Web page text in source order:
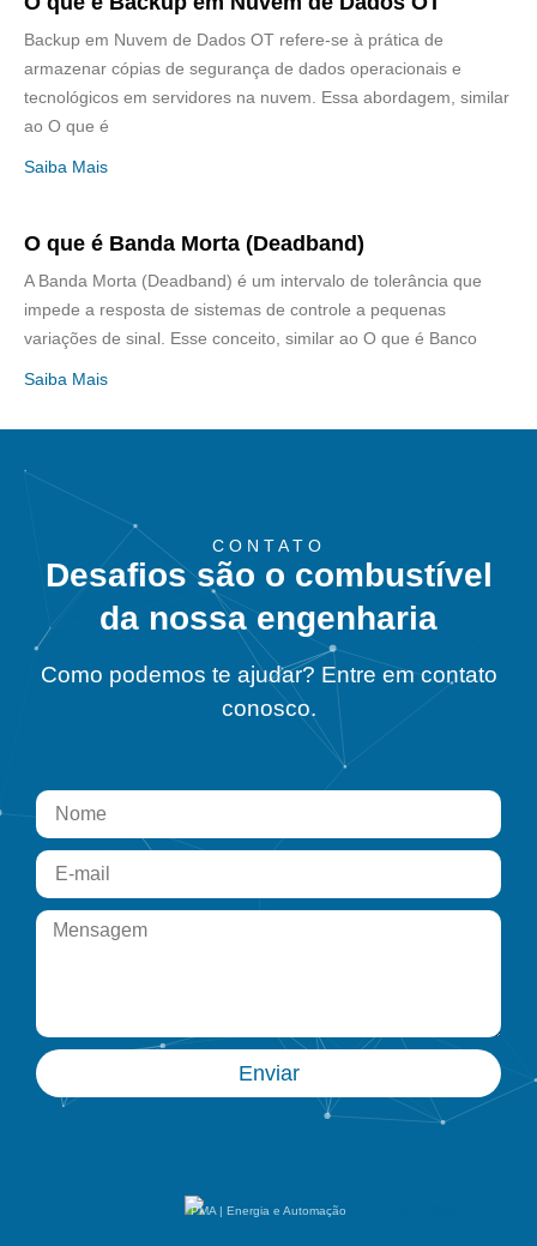
Backup em Nuvem de Dados OT refere-se à prática de
armazenar cópias de segurança de dados operacionais e
tecnológicos em servidores na nuvem. Essa abordagem, similar
ao O que é
Saiba Mais
O que é Banda Morta (Deadband)
A Banda Morta (Deadband) é um intervalo de tolerância que
impede a resposta de sistemas de controle a pequenas
variações de sinal. Esse conceito, similar ao O que é Banco
Saiba Mais
CONTATO
Desafios são o combustível
da nossa engenharia
Como podemos te ajudar? Entre em contato
conosco.
Enviar
PMA | Energia e Automação